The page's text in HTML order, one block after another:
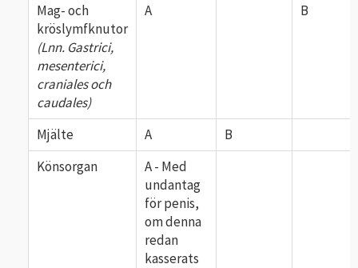
Mag- och
kröslymfknutor
(Lnn. Gastrici,
mesenterici,
craniales och
caudales)
A B
Mjälte A
B
Könsorgan
A - Med
undantag
för penis,
om denna
redan
kasserats